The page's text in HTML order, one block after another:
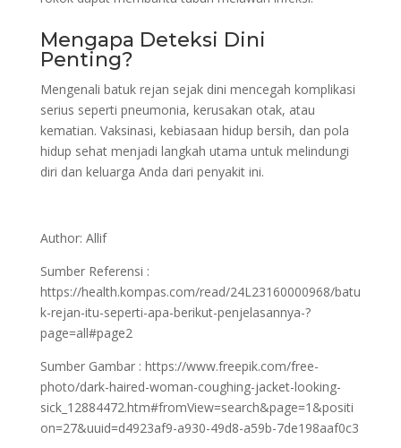
Mengapa Deteksi Dini
Penting?
Mengenali batuk rejan sejak dini mencegah komplikasi
serius seperti pneumonia, kerusakan otak, atau
kematian. Vaksinasi, kebiasaan hidup bersih, dan pola
hidup sehat menjadi langkah utama untuk melindungi
diri dan keluarga Anda dari penyakit ini.
Author: Allif
Sumber Referensi :
https://health.kompas.com/read/24L23160000968/batu
k-rejan-itu-seperti-apa-berikut-penjelasannya-?
page=all#page2
Sumber Gambar : https://www.freepik.com/free-
photo/dark-haired-woman-coughing-jacket-looking-
sick_12884472.htm#fromView=search&page=1&positi
on=27&uuid=d4923af9-a930-49d8-a59b-7de198aaf0c3